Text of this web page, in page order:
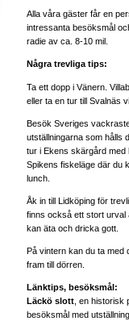
Alla våra gäster får en
intressanta besöksmål
radie av ca. 8-10 mil.
Några trevliga tips:
Ta ett dopp i Vänern.
eller ta en tur till Svalnäs
Besök Sveriges
utställningarna som hålls
tur i Ekens skärgård med
Spikens fiskeläge där du
lunch.
Åk in till Lidköping för
finns också ett stort urval
kan äta och dricka gott.
På vintern kan du ta med
fram till dörren.
Länktips, besöksmål:
Läckö slott , en
besöksmål med